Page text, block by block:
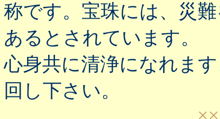
称です。宝珠には、災
あるとされています。
心身共に清浄になれま
回し下さい。